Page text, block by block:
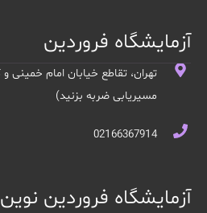
آزمایشگاه فروردین
مسیریابی ضربه بزنید)
02166367914
آزمایشگاه فروردین نوین